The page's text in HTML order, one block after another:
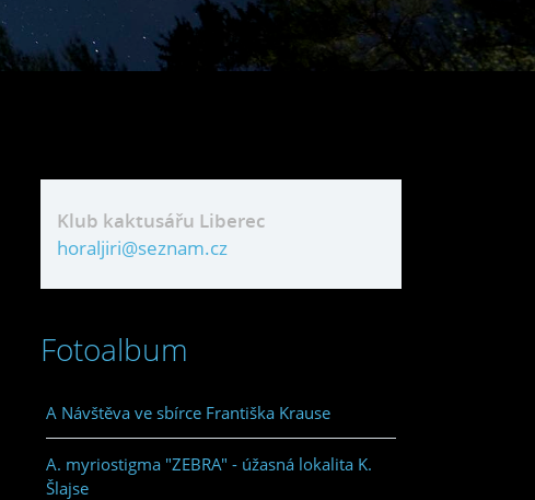
Klub kaktusářu Liberec
horaljiri@seznam.cz
Fotoalbum
A Návštěva ve sbírce Františka Krause
A. myriostigma "ZEBRA" - úžasná lokalita K.
Šlajse